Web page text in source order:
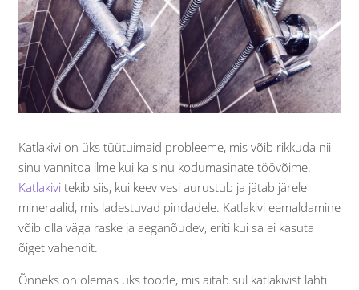
Katlakivi on üks tüütuimaid probleeme, mis võib rikkuda nii
sinu vannitoa ilme kui ka sinu kodumasinate töövõime.
Katlakivitekib siis, kui keev vesi aurustub ja jätab järele
mineraalid, mis ladestuvad pindadele. Katlakivi eemaldamine
võib olla väga raske ja aeganõudev, eriti kui sa ei kasuta
õiget vahendit.
Õnneks on olemas üks toode, mis aitab sul katlakivist lahti